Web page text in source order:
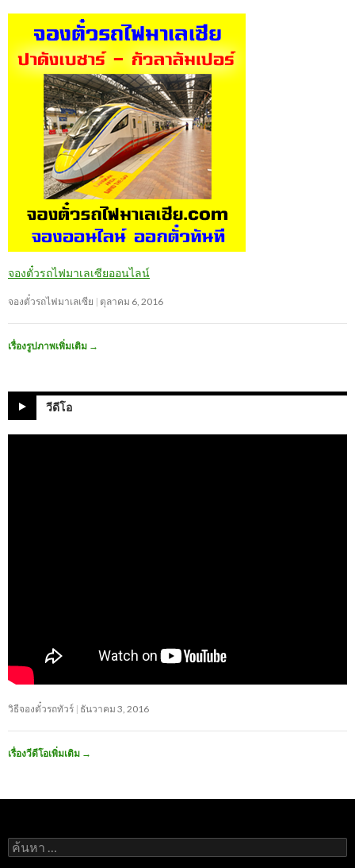
จองตั๋วรถไฟมาเลเซียออนไลน์
จองตั๋วรถไฟมาเลเซีย ตุลาคม 6, 2016
เรื่องรูปภาพเพิ่มเติม →
วีดีโอ
วิธีจองตั๋วรถทัวร์ ธันวาคม 3, 2016
เรื่องวีดีโอเพิ่มเติม →
ค้นหา
สำหรับ: